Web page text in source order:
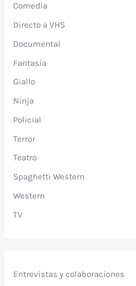
Comedia
Directo a VHS
Documental
Fantasía
Giallo
Ninja
Policial
Terror
Teatro
Spaghetti Western
Western
TV
Entrevistas y colaboraciones